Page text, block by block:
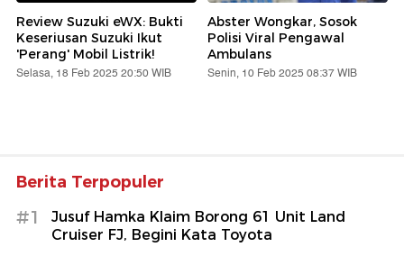
Review Suzuki eWX: Bukti
Keseriusan Suzuki Ikut
'Perang' Mobil Listrik!
Selasa, 18 Feb 2025 20:50 WIB
Abster Wongkar, Sosok
Polisi Viral Pengawal
Ambulans
Senin, 10 Feb 2025 08:37 WIB
Berita Terpopuler
#1
Jusuf Hamka Klaim Borong 61 Unit Land
Cruiser FJ, Begini Kata Toyota